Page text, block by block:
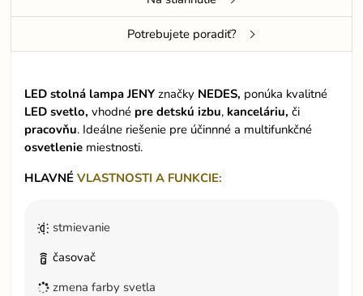
Potrebujete poradiť?
LED stolná lampa JENYznačky NEDES, ponúka kvalitné
LED svetlo, vhodné pre detskú izbu, kanceláriu, či
pracovňu. Ideálne riešenie pre účinnné a multifunkčné
osvetlenie miestnosti.
HLAVNÉVLASTNOSTI A FUNKCIE:
stmievanie
časovač
zmena farby svetla